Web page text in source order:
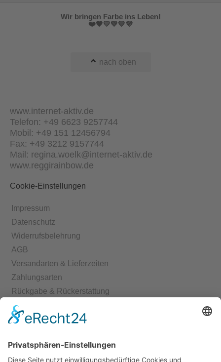
Wir bringen Farbe ins Leben!
❤️🧡💛💚💙💜
nach oben
www.internet-aktiv.de
Telefon: +49 6623 9257744
Mobil: +49 151 12456794
Fax: +49 3212 9157744
Mail: regina.woelk@internet-aktiv.de
www.reggirainbow.de
Cookie-Einstellungen
Impressum
Datenschutz
Widerrufsbelehrung
AGB
Versandarten & Lieferzeiten
Zahlungsarten
Rückgabe & Rückerstattung
Echtheit von Bewertungen
Kontakt
Shop